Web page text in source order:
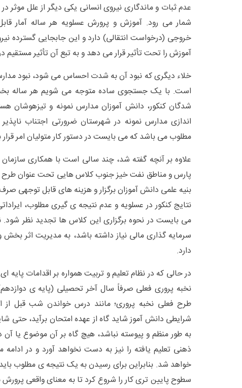
عدم ثبات و ماندگاری نیروی انسانی یکی دیگر از علل موثر
شمار می رود. آموزش و پرورش عسلویه هر ساله آمار
خروجی (درخواست انتقالی) دارد و این جابجایی گسترده
آموزش را تحت تأثیر قرار می دهد و به تبع آن تأثیر مستقیم
خلاء دیگری که نبود آن به شدت احساس می شود، نبود
است. با یک جستجوی ساده متوجه می شویم هر ساله
شدگان کنکور، دانش آموزان مدارس نمونه و تیزهوشان
اندازی مدارس نمونه در شهرستان ضرورتی اجتناب
مطلوب می باشد که می بایست در دستور کار متولیان امر قرار
علاوه بر آنچه گفته شد، چند سالی است با همکاری سازمان
پارس و مناطق نفت خیز جنوب کلاس هایی تحت عنوان طرح
بنیه علمی دانش آموزان برگزار و هزینه های قابل توجهی
نتایج کنکور در عسلویه و عدم نتیجه ی گیری مطلوب،
می بایست در نحوه برگزاری این کلاس ها تجدید نظر شود.
سرمایه گذاری مالی نیاز داشته باشد، به مدیریت اثر
دارد.
در حالی که در نظام تعلیم و تربیت همواره بر اقدامات پایه
نخبه پروری فعلی صرفاً سال آخر تحصیلی (پایه ی
طرح فعلی نخبه پروری؛ مانند درس خواندن شب قبل از
شرایطی دانش آموز شاید گاه از عهده امتحان برآید، حتی
به طور منظم و پیوسته نباشد، هیچ گاه بر آن موضوع یا
ذهنی تعلیم یافته را نیز به دست نخواهد آورد و در
خواهد شد. بنابراین برای رسیدن به یک نتیجه ی مطلوب
سطوح پایین تری کار را شروع کرد تا به معنای واقعی